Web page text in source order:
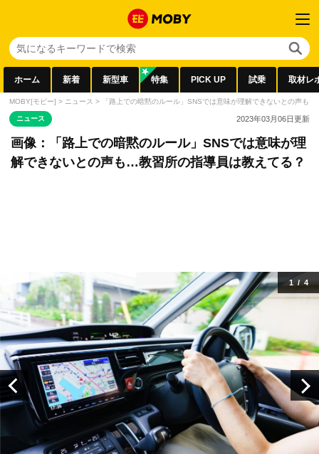
ホーム 新着 新型車 特集 PICK UP 試乗 取材レ
MOBY[モビー] > ニュース > 「路上での暗黙のルール」SNSでは意味が理解できないとの声も
ニュース 2023年03月06日更新
画像：「路上での暗黙のルール」SNSでは意味が理
解できないとの声も…教習所の指導員は教えてる？
1 / 4